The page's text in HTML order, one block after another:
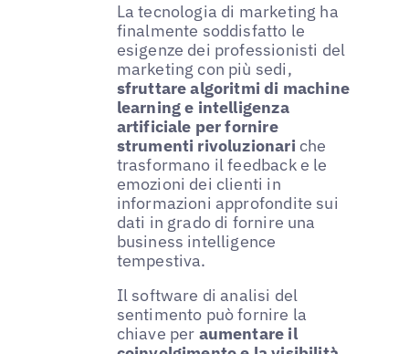
La tecnologia di marketing ha
finalmente soddisfatto le
esigenze dei professionisti del
marketing con più sedi,
sfruttare algoritmi di machine
learning e intelligenza
artificiale per fornire
strumenti rivoluzionari che
trasformano il feedback e le
emozioni dei clienti in
informazioni approfondite sui
dati in grado di fornire una
business intelligence
tempestiva.
Il software di analisi del
sentimento può fornire la
chiave per aumentare il